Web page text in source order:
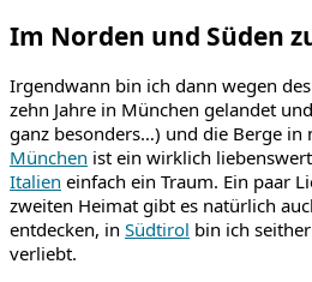
Im Norden und Süden
Irgendwann bin ich dann wegen
zehn Jahre in München gelandet
ganz besonders…) und die Berge in
München ist ein wirklich
Italien einfach ein Traum. Ein paar
zweiten Heimat gibt es natürlich
entdecken, in Südtirol bin ich
verliebt.